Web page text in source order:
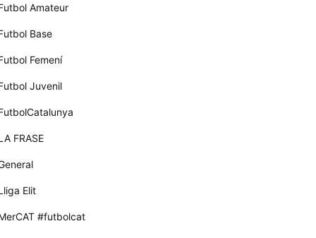
Amateur
Base
Femení
Juvenil
FRASE
Elit
#futbolcat